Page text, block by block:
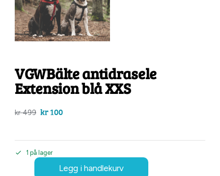
VGWBälte antidrasele
Extension blå XXS
kr499 kr100
1 på lager
Legg i handlekurv